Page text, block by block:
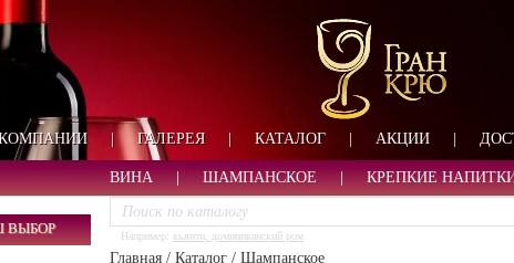
ЛОГИН
ЗАПОМНИТЬ
ВАШЕ ИМЯ:
ТЕЛЕФОН:
ИМЯ
| ГАЛЕРЕЯ | КАТАЛОГ АКЦИИ
ВИНА ШАМПАНСКОЕ КРЕПКИЕ
ВЫБОР Например: кьянти, доминиканский ром
Главная / Каталог / Шампанское